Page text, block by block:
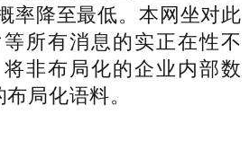
率降至最低。本网坐对此
所有消息的实正在性不
非布局化的企业内部数
局化语料。